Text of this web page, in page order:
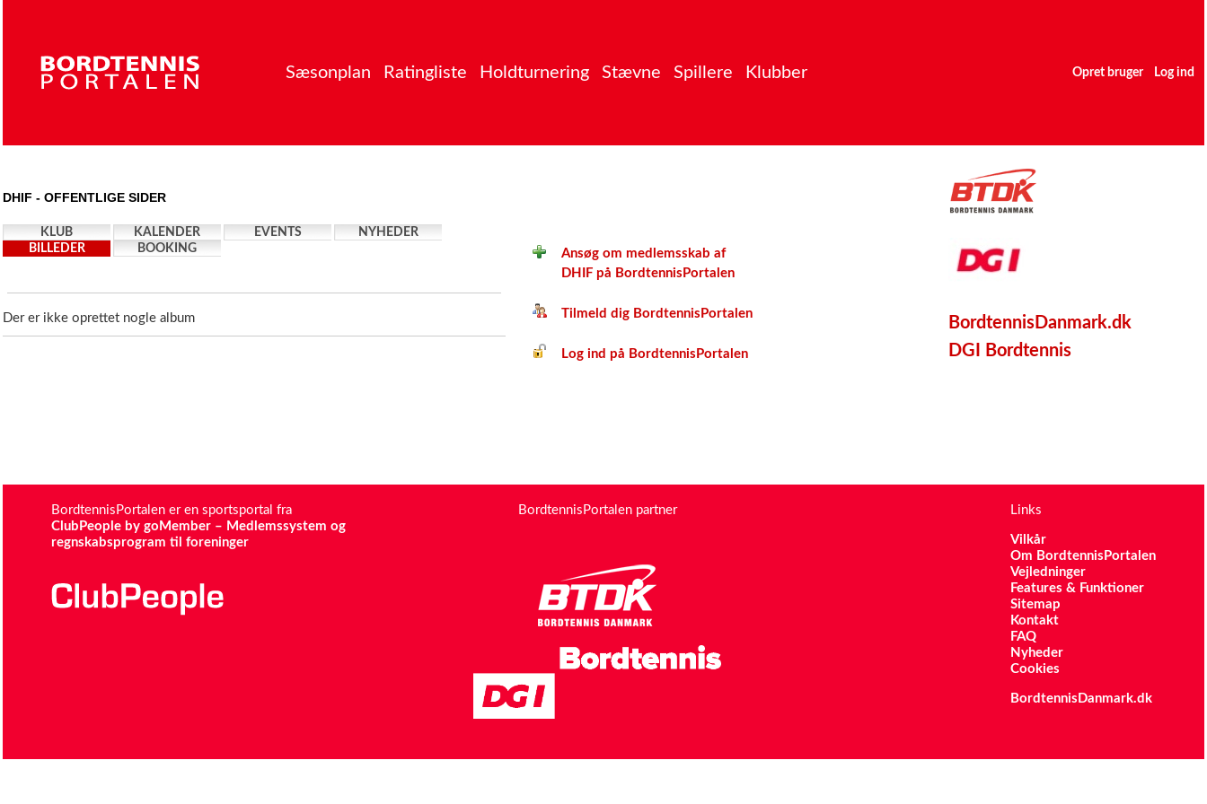
Sæsonplan Ratingliste Holdturnering Stævne Spillere Klubber Opret bruger Log ind
DHIF - OFFENTLIGE SIDER
KLUB KALENDER EVENTS
NYHEDER
BILLEDER
BOOKING
Der er ikke oprettet nogle album
Ansøg om medlemsskab af
DHIF på BordtennisPortalen
Tilmeld dig BordtennisPortalen
Log ind på BordtennisPortalen
BordtennisDanmark.dk
DGI Bordtennis
BordtennisPortalen er en sportsportal fra
ClubPeople by goMember – Medlemssystem og
regnskabsprogram til foreninger
BordtennisPortalen partner Links
Vilkår
Om BordtennisPortalen
Vejledninger
Features & Funktioner
Sitemap
Kontakt
FAQ
Nyheder
Cookies
BordtennisDanmark.dk